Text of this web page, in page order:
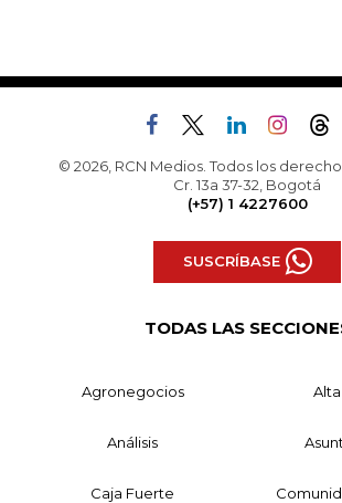
© 2026, RCN Medios. Todos los
Cr. 13a 37-32, Bogotá
(+57) 1 4227600
SUSCRÍBASE
TODAS LAS
Agronegocios
Análisis
Caja Fuerte